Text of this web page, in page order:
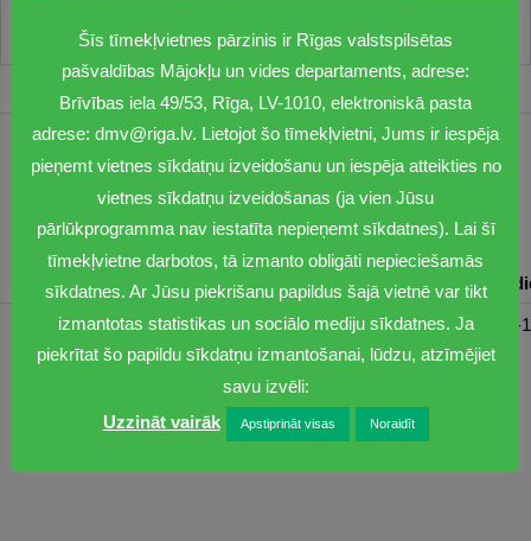
1201
dmv@riga.lv
Pirmdiena Otrdiena Trešdiena Ceturtdiena
08:30-17:00 08:00-17:00 08:00-17:00 08:00-17:00 08:00-
Šīs tīmekļvietnes pārzinis ir Rīgas valstspilsētas
pašvaldības Mājokļu un vides departaments, adrese:
Brīvības iela 49/53, Rīga, LV-1010, elektroniskā pasta
adrese: dmv@riga.lv. Lietojot šo tīmekļvietni, Jums ir iespēja
pieņemt vietnes sīkdatņu izveidošanu un iespēja atteikties no
vietnes sīkdatņu izveidošanas (ja vien Jūsu
pārlūkprogramma nav iestatīta nepieņemt sīkdatnes). Lai šī
tīmekļvietne darbotos, tā izmanto obligāti nepieciešamās
sīkdatnes. Ar Jūsu piekrišanu papildus šajā vietnē var tikt
izmantotas statistikas un sociālo mediju sīkdatnes. Ja
piekrītat šo papildu sīkdatņu izmantošanai, lūdzu, atzīmējiet
savu izvēli:
Uzzināt vairāk
Apstiprināt visas Noraidīt